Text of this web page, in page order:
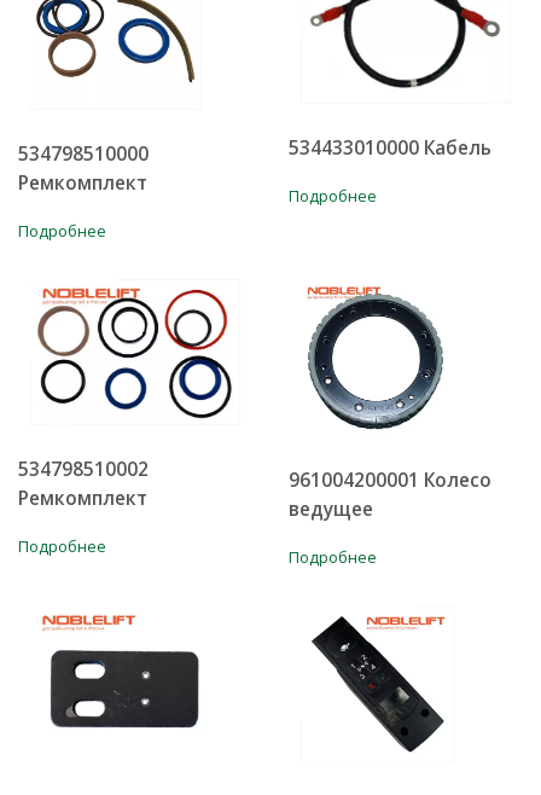
534798510000
Ремкомплект
Подробнее
534433010000 Кабель
Подробнее
534798510002
Ремкомплект
Подробнее
961004200001 Колесо
ведущее
Подробнее